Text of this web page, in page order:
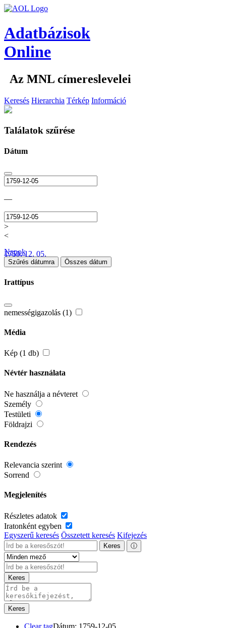
Adatbázisok
Online
Az MNL címereslevelei
Keresés Hierarchia Térkép Információ
Találatok szűrése
Dátum
—
>
<
1759. 12. 05.
Napok
Szűrés dátumra Összes dátum
Irattípus
nemességigazolás (1)
Média
Kép (1 db)
Névtér használata
Ne használja a névteret
Személy
Testületi
Földrajzi
Rendezés
Relevancia szerint
Sorrend
Megjelenítés
Részletes adatok
Iratonként egyben
Egyszerű keresés Összetett keresés Kifejezés
Keres ⓘ
Keres
Keres
Clear tagDátum: 1759-12-05